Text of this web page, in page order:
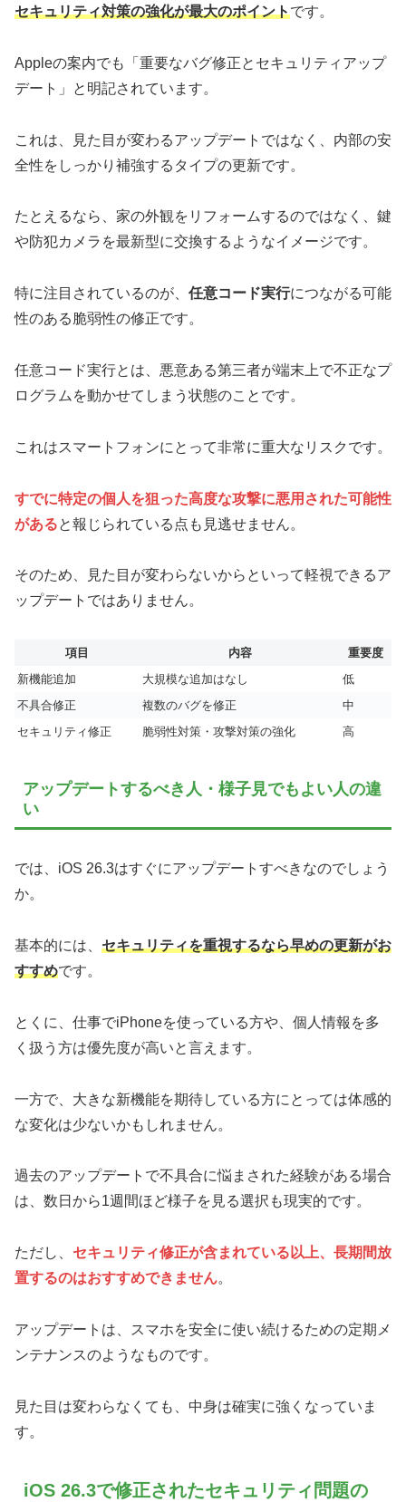
セキュリティ対策の強化が最大のポイントです。
Appleの案内でも「重要なバグ修正とセキュリティアップ
デート」と明記されています。
これは、見た目が変わるアップデートではなく、内部の安
全性をしっかり補強するタイプの更新です。
たとえるなら、家の外観をリフォームするのではなく、鍵
や防犯カメラを最新型に交換するようなイメージです。
特に注目されているのが、 任意コード実行につながる可能
性のある脆弱性の修正です。
任意コード実行とは、悪意ある第三者が端末上で不正なプ
ログラムを動かせてしまう状態のことです。
これはスマートフォンにとって非常に重大なリスクです。
すでに特定の個人を狙った高度な攻撃に悪用された可能性
があると報じられている点も見逃せません。
そのため、見た目が変わらないからといって軽視できるア
ップデートではありません。
項目 内容
重要度
新機能追加
大規模な追加はなし
低
不具合修正
複数のバグを修正
中
セキュリティ修正
脆弱性対策・攻撃対策の強化 高
アップデートするべき人・様子見でもよい人の違
い
では、iOS 26.3はすぐにアップデートすべきなのでしょう
か。
基本的には、 セキュリティを重視するなら早めの更新がお
すすめです。
とくに、仕事でiPhoneを使っている方や、個人情報を多
く扱う方は優先度が高いと言えます。
一方で、大きな新機能を期待している方にとっては体感的
な変化は少ないかもしれません。
過去のアップデートで不具合に悩まされた経験がある場合
は、数日から1週間ほど様子を見る選択も現実的です。
ただし、 セキュリティ修正が含まれている以上、長期間放
置するのはおすすめできません。
アップデートは、スマホを安全に使い続けるための定期メ
ンテナンスのようなものです。
見た目は変わらなくても、中身は確実に強くなっていま
す。
iOS 26.3で修正されたセキュリティ問題の